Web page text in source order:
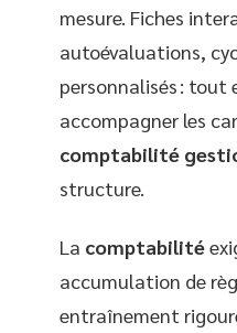
mesure. Fiches
autoévaluations,
personnalisés : tout
accompagner les
comptabilité
structure.
La comptabilité
accumulation de
entraînement